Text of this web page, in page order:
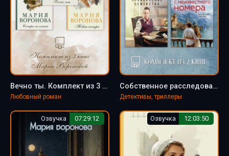
Вечно ты. Комплект из 3 книг - Воронова Мария
Любовный роман
Собственное расследование. Комплект из 2 книг - Мария Воронова
Детективы, триллеры
Озвучка 07:29:12 Озвучка 12:03:50